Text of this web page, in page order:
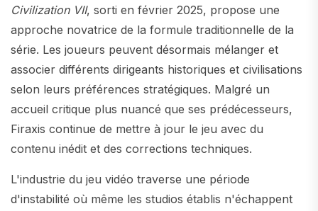
Civilization VII, sorti en février 2025, propose une
approche novatrice de la formule traditionnelle de la
série. Les joueurs peuvent désormais mélanger et
associer différents dirigeants historiques et civilisations
selon leurs préférences stratégiques. Malgré un
accueil critique plus nuancé que ses prédécesseurs,
Firaxis continue de mettre à jour le jeu avec du
contenu inédit et des corrections techniques.
L'industrie du jeu vidéo traverse une période
d'instabilité où même les studios établis n'échappent